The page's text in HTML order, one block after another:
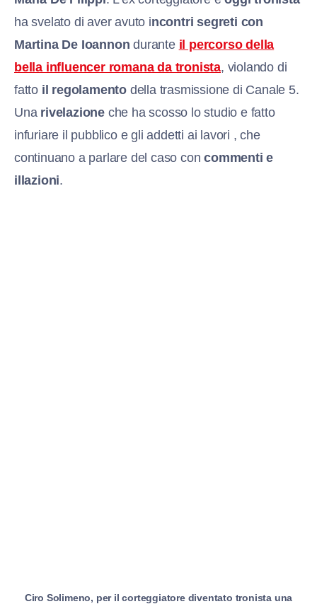
ha svelato di aver avuto incontri segreti con
Martina De Ioannon durante il percorso della
bella influencer romana da tronista, violando di
fatto il regolamento della trasmissione di Canale 5.
Una rivelazione che ha scosso lo studio e fatto
infuriare il pubblico e gli addetti ai lavori , che
continuano a parlare del caso concommenti e
illazioni.
Ciro Solimeno, per il corteggiatore diventato tronista una